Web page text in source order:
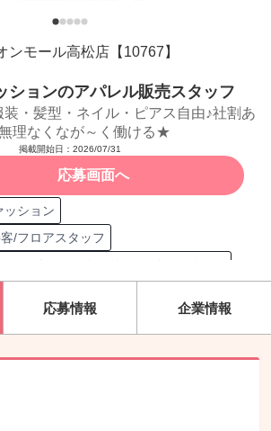
モール高松店【10767】
ションのアパレル販売スタッフ
・髪型・ネイル・ピアス自由♪社割あ
理なくなが～く働ける★
掲載開始日： 2026/07/31
応募画面へ
ッション
/フロアスタッフ
アパレル/アクセサリー/インテリア）
売
カジュアルウェア
応募情報 企業情報